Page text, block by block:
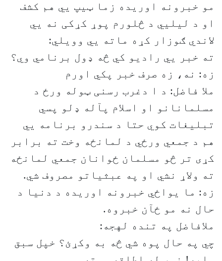
مو خبرونه اوریده زما ټیپ يي هم کشف
او د لیليي د څلورم پوړ کړکی نه يي
لاندي ګوزار کړه ماته يي وویلي:
ته خبر يي رادیو کي څه ډول برنامي وي؟
زه: نه، زه صرف خبر پکي اورم
ملا فاضل: د ا دغرب رسنی ټوله ورځ د
مسلمانانو او اسلام پآله ډلو پسي
تبلیغات کوي حتا د سندرو برنامه يي
هم د جمعي ورځي د لمانځه وخت ته برابر
کړی تر څو مسلمان ځوانان جمعي لمانځه
ته ولاړ نشي او په عبثیاتو مصروف شي.
زه: ما یواځي خبرونه اوریده د دنیا د
حال نه مو ځآن خبروه.
ملافاضل په تنده لهجه:
چي په حال پوه شي څه به وکړئ؟ خپل سبق